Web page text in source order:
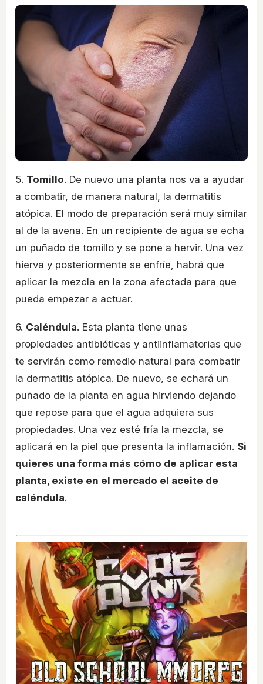
5. Tomillo. De nuevo una planta nos va a ayudar
a combatir, de manera natural, la dermatitis
atópica. El modo de preparación será muy similar
al de la avena. En un recipiente de agua se echa
un puñado de tomillo y se pone a hervir. Una vez
hierva y posteriormente se enfríe, habrá que
aplicar la mezcla en la zona afectada para que
pueda empezar a actuar.
6. Caléndula. Esta planta tiene unas
propiedades antibióticas y antiinflamatorias que
te servirán como remedio natural para combatir
la dermatitis atópica. De nuevo, se echará un
puñado de la planta en agua hirviendo dejando
que repose para que el agua adquiera sus
propiedades. Una vez esté fría la mezcla, se
aplicará en la piel que presenta la inflamación. Si
quieres una forma más cómo de aplicar esta
planta, existe en el mercado el aceite de
caléndula.